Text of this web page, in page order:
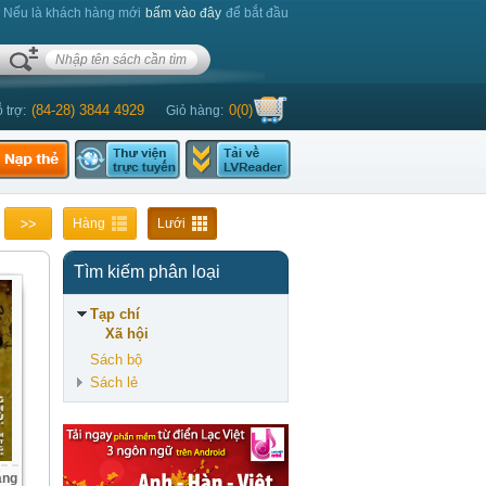
là khách hàng mới bấm vào đây để bắt đầu
trợ: (84-28) 3844 4929 Giỏ hàng: 0(0)
Hàng Lưới
Tìm kiếm phân loại
Tạp chí
Xã hội
Sách bộ
Sách lẻ